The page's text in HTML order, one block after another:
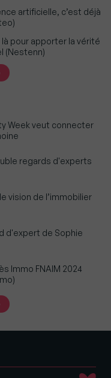
artificielle, c’est déjà
pour apporter la vérité
(Nestenn)
Week veut connecter
regards d'experts
vision de l’immobilier
d'expert de Sophie
Immo FNAIM 2024